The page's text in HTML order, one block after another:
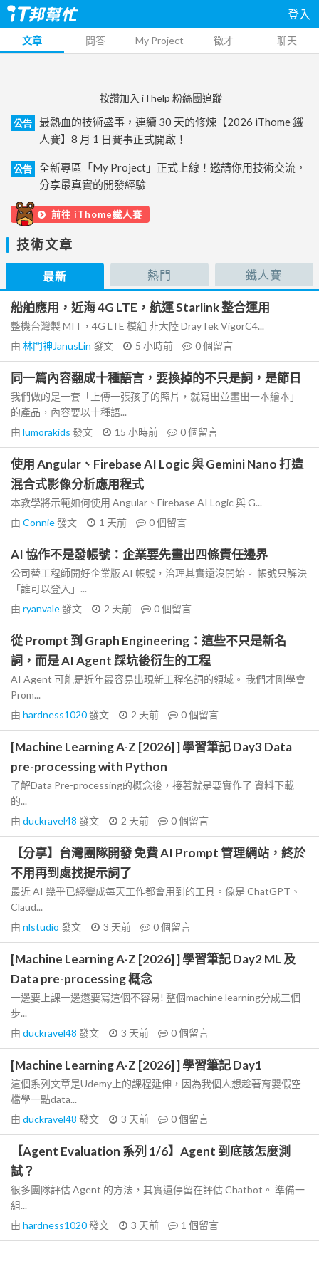
登入
文章 問答 My Project 徵才 聊天
按讚加入 iThelp 粉絲團追蹤
公告
最熱血的技術盛事，連續 30 天的修煉【2026 iThome 鐵
人賽】8 月 1 日賽事正式開啟！
公告
全新專區「My Project」正式上線！邀請你用技術交流，
分享最真實的開發經驗
前往 iThome鐵人賽
技術文章
最新 熱門 鐵人賽
船舶應用，近海 4G LTE，航運 Starlink 整合運用
整機台灣製 MIT，4G LTE 模組 非大陸 DrayTek VigorC4...
由 林門神JanusLin 發文 5 小時前 0個留言
同一篇內容翻成十種語言，要換掉的不只是詞，是節日
我們做的是一套「上傳一張孩子的照片，就寫出並畫出一本繪本」
的產品，內容要以十種語...
由 lumorakids 發文 15 小時前 0個留言
使用 Angular、Firebase AI Logic 與 Gemini Nano 打造
混合式影像分析應用程式
本教學將示範如何使用 Angular、Firebase AI Logic 與 G...
由 Connie發文 1 天前 0個留言
AI 協作不是發帳號：企業要先畫出四條責任邊界
公司替工程師開好企業版 AI 帳號，治理其實還沒開始。 帳號只解決
「誰可以登入」...
由 ryanvale發文 2 天前 0個留言
從 Prompt 到 Graph Engineering：這些不只是新名
詞，而是 AI Agent 踩坑後衍生的工程
AI Agent 可能是近年最容易出現新工程名詞的領域。 我們才剛學會
Prom...
由 hardness1020發文 2 天前 0個留言
[Machine Learning A-Z [2026] ] 學習筆記 Day3 Data
pre-processing with Python
了解Data Pre-processing的概念後，接著就是要實作了 資料下載
的...
由 duckravel48 發文 2 天前 0個留言
【分享】台灣團隊開發 免費 AI Prompt 管理網站，終於
不用再到處找提示詞了
最近 AI 幾乎已經變成每天工作都會用到的工具。像是 ChatGPT、
Claud...
由 nlstudio 發文 3 天前 0個留言
[Machine Learning A-Z [2026] ] 學習筆記 Day2 ML 及
Data pre-processing 概念
一邊要上課一邊還要寫這個不容易! 整個machine learning分成三個
步...
由 duckravel48 發文 3 天前 0個留言
[Machine Learning A-Z [2026] ] 學習筆記 Day1
這個系列文章是Udemy上的課程延伸，因為我個人想趁著育嬰假空
檔學一點data...
由 duckravel48 發文 3 天前 0個留言
【Agent Evaluation 系列 1/6】Agent 到底該怎麼測
試？
很多團隊評估 Agent 的方法，其實還停留在評估 Chatbot。 準備一
組...
由 hardness1020發文 3 天前 1 個留言